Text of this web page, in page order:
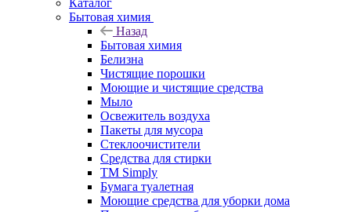
Каталог
Бытовая химия
Назад
Бытовая химия
Белизна
Чистящие порошки
Моющие и чистящие средства
Мыло
Освежитель воздуха
Пакеты для мусора
Стеклоочистители
Средства для стирки
TM Simply
Бумага туалетная
Моющие средства для уборки дома